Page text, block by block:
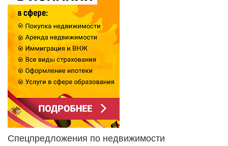
Спецпредложения по недвижимости